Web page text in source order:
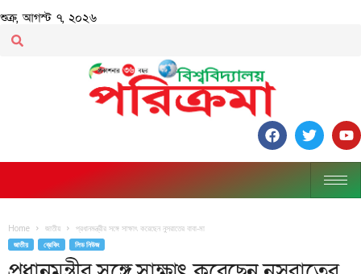
শুক্র, আগস্ট ৭, ২০২৬
Home জাতীয় প্রধানমন্ত্রীর সঙ্গে সাক্ষাৎ করেছেন নুসরাতের বাবা-মা
জাতীয় ব্রেকিং লিড নিউজ